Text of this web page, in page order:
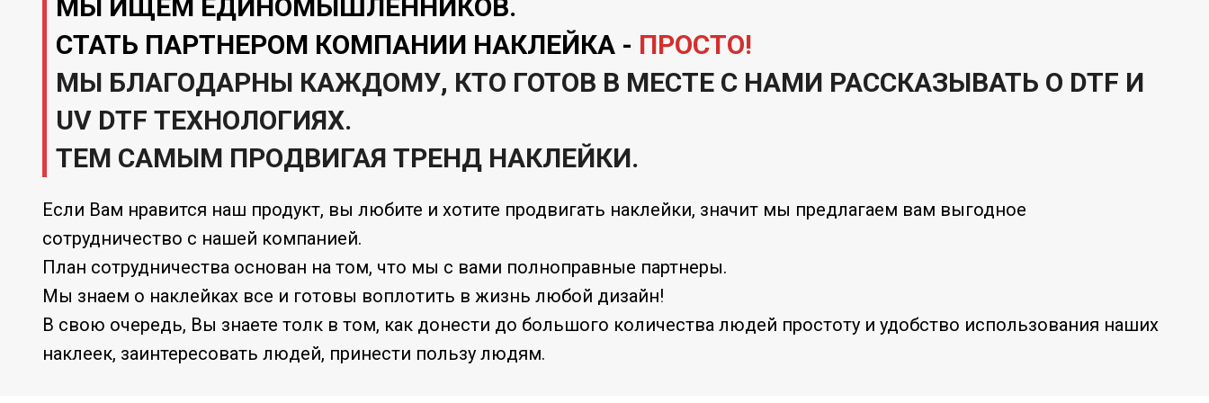
МЫ ИЩЕМ ЕДИНОМЫШЛЕННИКОВ.
СТАТЬ ПАРТНЕРОМ КОМПАНИИ НАКЛЕЙКА - ПРОСТО!
МЫ БЛАГОДАРНЫ КАЖДОМУ, КТО ГОТОВ В МЕСТЕ С НАМИ РАССКАЗЫВАТЬ О DTF И
UV DTF ТЕХНОЛОГИЯХ.
ТЕМ САМЫМ ПРОДВИГАЯ ТРЕНД НАКЛЕЙКИ.
Если Вам нравится наш продукт, вы любите и хотите продвигать наклейки, значит мы предлагаем вам выгодное
сотрудничество с нашей компанией.
План сотрудничества основан на том, что мы с вами полноправные партнеры.
Мы знаем о наклейках все и готовы воплотить в жизнь любой дизайн!
В свою очередь, Вы знаете толк в том, как донести до большого количества людей простоту и удобство использования наших
наклеек, заинтересовать людей, принести пользу людям.